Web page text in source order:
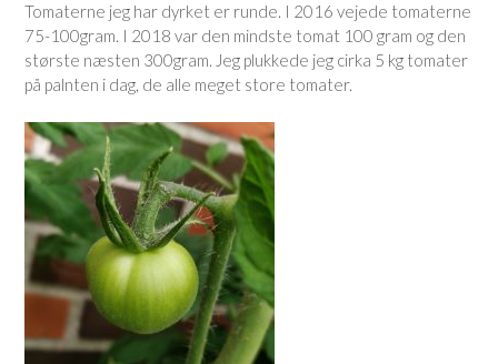
Tomaterne jeg har dyrket er runde. I 2016 vejede tomaterne
75-100gram. I 2018 var den mindste tomat 100 gram og den
største næsten 300gram. Jeg plukkede jeg cirka 5 kg tomater
på palnten i dag, de alle meget store tomater.